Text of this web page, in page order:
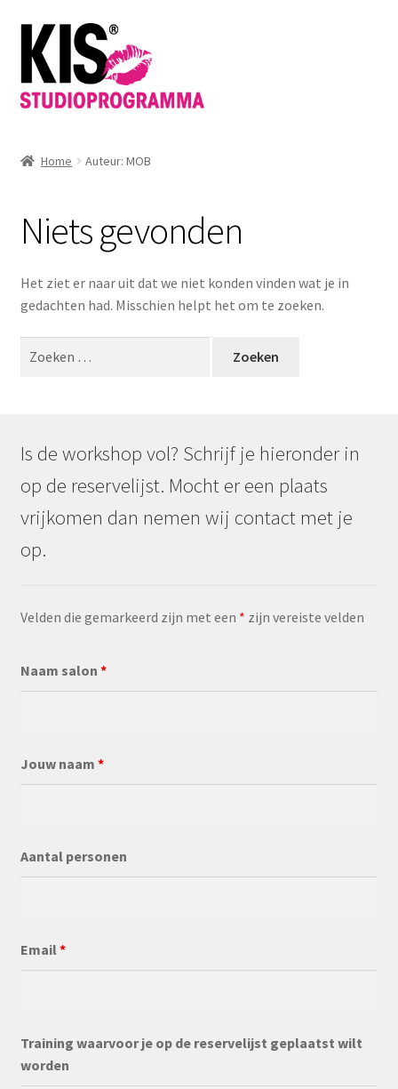
door
naar
navigatie
direct
naar
de
Home Auteur: MOB
Niets gevonden
Het ziet er naar uit dat we niet konden vinden wat je in
gedachten had. Misschien helpt het om te zoeken.
Is de workshop vol? Schrijf je hieronder in
op de reservelijst. Mocht er een plaats
vrijkomen dan nemen wij contact met je
op.
Velden die gemarkeerd zijn met een * zijn vereiste velden
Naam salon *
Jouw naam *
Aantal personen
Email*
Training waarvoor je op de reservelijst geplaatst wilt
worden